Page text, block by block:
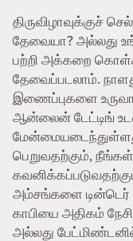
திருவிழாவுக்குச்
தேவையா? அல்லது
பற்றி அக்கறை
தேவைப்படலாம்.
இணைப்புகளை
ஆன்லைன் டேட்டிங்
பெறுவதற்கும்,
அம்சங்களை
காபியை அதிகம்
அல்லது